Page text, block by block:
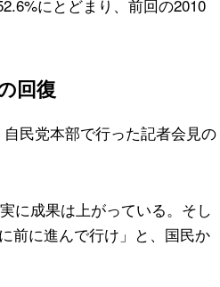
にとどまり、前回の2010
回復
民党本部で行った記者会見の
に成果は上がっている。そし
前に進んで行け」と、国民か